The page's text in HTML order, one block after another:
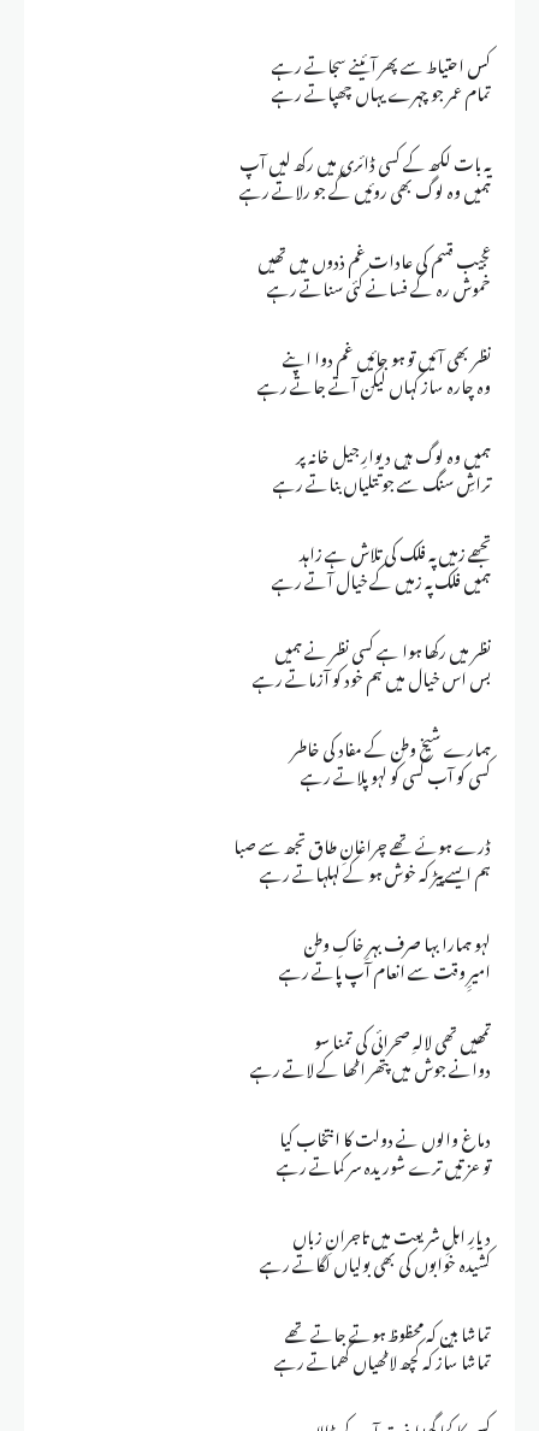
کس احتیاط سے پھر آئینے سجاتے رہے
تمام عمر جو چہرے یہاں چھپاتے رہے
یہ بات لکھ کے کسی ڈائری میں رکھ لیں آپ
ہمیں وہ لوگ بھی روئیں گے جو رلاتے رہے
عجیب قسم کی عادات غم ذدوں میں تھیں
خموش رہ کے فسانے کئی سناتے رہے
نظر بھی آئیں تو ہو جائیں غم دوا اپنے
وہ چارہ ساز کہاں لیکن آتے جاتے رہے
ہمیں وہ لوگ ہیں دیوارِ جیل خانہ پر
تراشِ سنگ سے جو تتلیاں بناتے رہے
تجھے زمیں پہ فلک کی تلاش ہے زاہد
ہمیں فلک پہ زمیں کے خیال آتے رہے
نظر میں رکھا ہوا ہے کسی نظر نے ہمیں
بس اس خیال میں ہم خود کو آزماتے رہے
ہمارے شیخ وطن کے مفاد کی خاطر
کسی کو آب کسی کو لہو پلاتے رہے
ڈرے ہوئے تھے چراغانِ طاق تجھ سے صبا
ہم ایسے پیڑ کہ خوش ہو کے لہلہاتے رہے
لہو ہمارا بہا صرف بہرِ خاکِ وطن
امیرِِ وقت سے انعام آپ پاتے رہے
تمھیں تھی لالہِ صحرائی کی تمنا سو
دوانے جوش میں پتھر اٹھا کے لاتے رہے
دماغ والوں نے دولت کا انتخاب کیا
تو عزتیں ترے شوریدہ سر کماتے رہے
دیارِ اہلِ شریعت میں تاجرانِ زباں
کشیدہ خوابوں کی بھی بولیاں لگاتے رہے
تماشا بین کہ محظوظ ہوتے جاتے تھے
تماشا ساز کہ کچھ لاٹھیاں گھماتے رہے